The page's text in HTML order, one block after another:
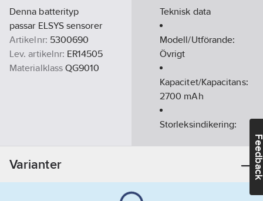
Denna batterityp
passar ELSYS sensorer
Artikelnr: 5300690
Lev. artikelnr: ER14505
Materialklass QG9010
Teknisk data
Modell/Utförande:
Övrigt
Kapacitet/Kapacitans:
2700 mAh
Storleksindikering:
Märkspänning:
Varianter